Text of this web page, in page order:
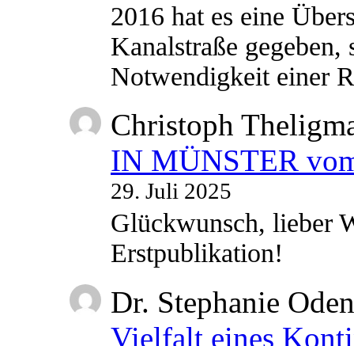
2016 hat es eine
Kanalstraße
Notwendigkeit einer
Christoph
IN MÜNSTER
29. Juli 2025
Glückwunsch, lieber
Erstpublikation!
Dr. Stephanie
Vielfalt eines